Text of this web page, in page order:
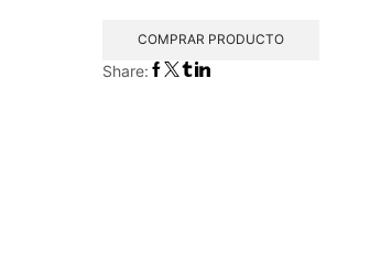
COMPRAR PRODUCTO
Share: